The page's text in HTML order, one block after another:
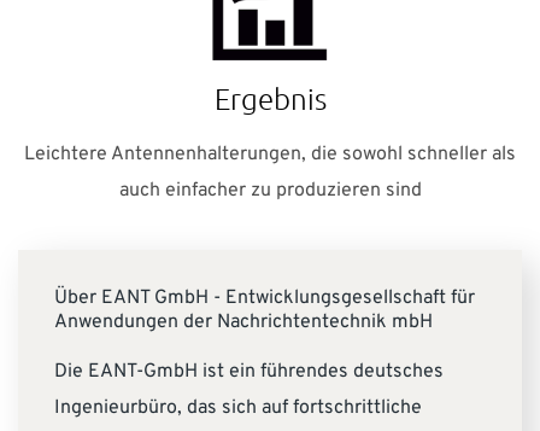
Ergebnis
Leichtere Antennenhalterungen, die sowohl schneller als
auch einfacher zu produzieren sind
Über EANT GmbH - Entwicklungsgesellschaft für
Anwendungen der Nachrichtentechnik mbH
Die EANT-GmbH ist ein führendes deutsches
Ingenieurbüro, das sich auf fortschrittliche